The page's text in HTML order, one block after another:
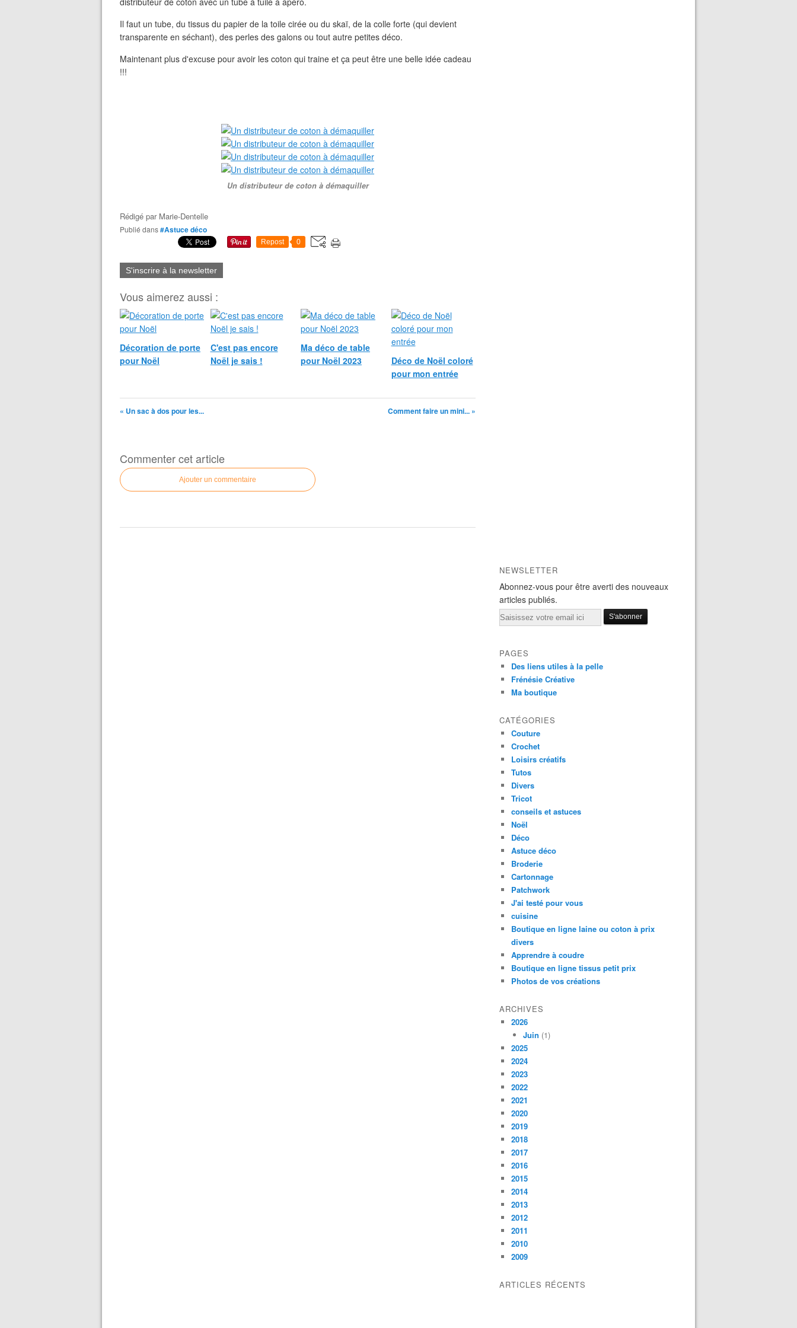
Il faut un tube, du tissus du papier de la toile cirée ou du skaï, de la colle forte (qui devient
transparente en séchant), des perles des galons ou tout autre petites déco.
Maintenant plus d'excuse pour avoir les coton qui traine et ça peut être une belle idée cadeau
!!!
Un distributeur de coton à démaquiller
Rédigé par Marie-Dentelle
Publié dans#Astuce déco
Repost 0
S'inscrire à la newsletter
Vous aimerez aussi :
Décoration de porte
pour Noël
C'est pas encore
Noël je sais !
Ma déco de table
pour Noël 2023
Déco de Noël coloré
pour mon entrée
« Un sac à dos pour les... Comment faire un mini... »
Commenter cet article
Ajouter un commentaire
NEWSLETTER
Abonnez-vous pour être averti des nouveaux
articles publiés.
Email
PAGES
Des liens utiles à la pelle
Frénésie Créative
Ma boutique
CATÉGORIES
Couture
Crochet
Loisirs créatifs
Tutos
Divers
Tricot
conseils et astuces
Noël
Déco
Astuce déco
Broderie
Cartonnage
Patchwork
J'ai testé pour vous
cuisine
Boutique en ligne laine ou coton à prix
divers
Apprendre à coudre
Boutique en ligne tissus petit prix
Photos de vos créations
ARCHIVES
2026
Juin (1)
2025
2024
2023
2022
2021
2020
2019
2018
2017
2016
2015
2014
2013
2012
2011
2010
2009
ARTICLES RÉCENTS